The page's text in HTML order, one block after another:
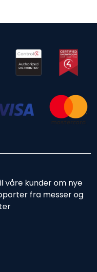
våre kunder om nye
fra messer og